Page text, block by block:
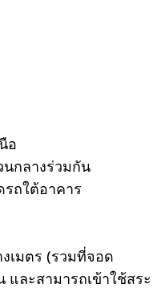
อ
กลางร่วมกัน
ถใต้อาคาร
เมตร (รวมที่จอด
ละสามารถเข้าใช้สระ